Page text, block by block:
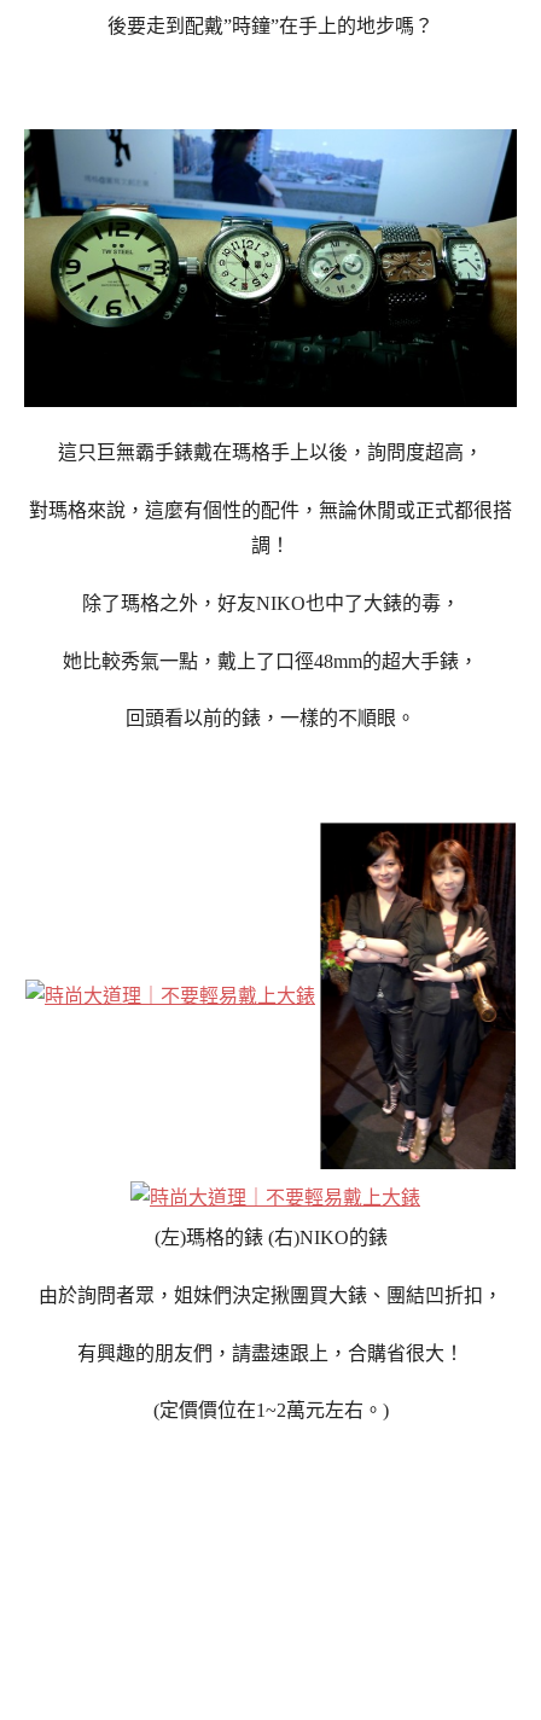
後要走到配戴”時鐘”在手上的地步嗎？
這只巨無霸手錶戴在瑪格手上以後，詢問度超高，
對瑪格來說，這麼有個性的配件，無論休閒或正式都很搭
調！
除了瑪格之外，好友NIKO也中了大錶的毒，
她比較秀氣一點，戴上了口徑48mm的超大手錶，
回頭看以前的錶，一樣的不順眼。
(左)瑪格的錶 (右)NIKO的錶
由於詢問者眾，姐妹們決定揪團買大錶、團結凹折扣，
有興趣的朋友們，請盡速跟上，合購省很大！
(定價價位在1~2萬元左右。)